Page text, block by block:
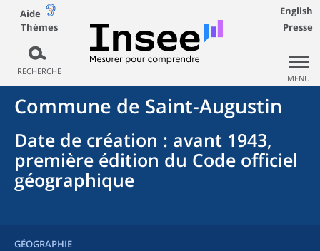
Aide
Thèmes
RECHERCHE
English
Presse
MENU
Commune de Saint-Augustin
Date de création : avant 1943,
première édition du Code officiel
géographique
GÉOGRAPHIE